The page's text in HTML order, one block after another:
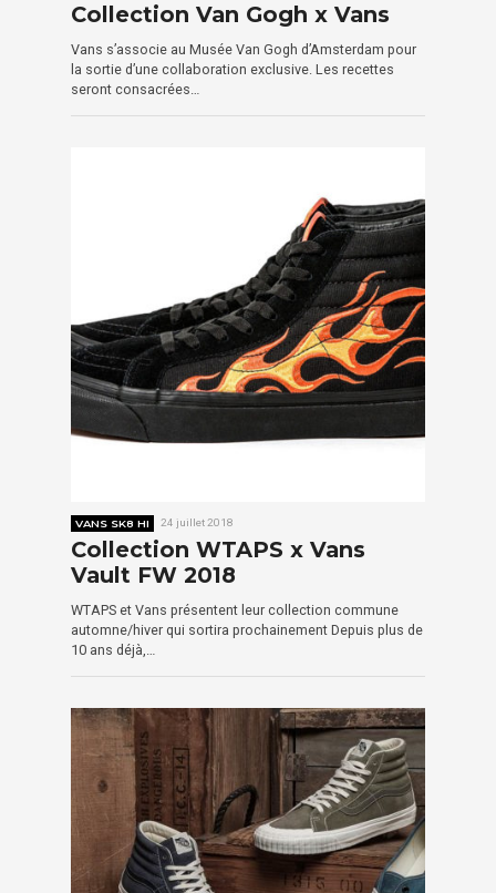
Collection Van Gogh x Vans
Vans s’associe au Musée Van Gogh d’Amsterdam pour
la sortie d’une collaboration exclusive. Les recettes
seront consacrées…
VANS SK8 HI 24 juillet 2018
Collection WTAPS x Vans
Vault FW 2018
WTAPS et Vans présentent leur collection commune
automne/hiver qui sortira prochainement Depuis plus de
10 ans déjà,…